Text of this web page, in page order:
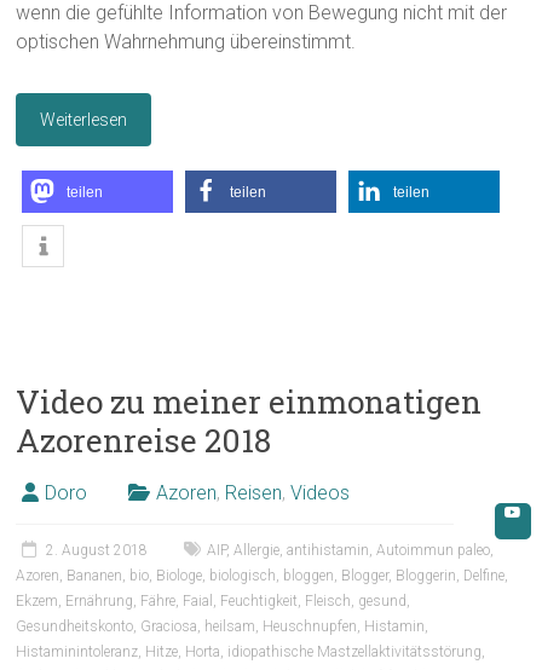
wenn die gefühlte Information von Bewegung nicht mit der
optischen Wahrnehmung übereinstimmt.
Weiterlesen
teilen teilen teilen
Video zu meiner einmonatigen
Azorenreise 2018
Doro Azoren, Reisen,Videos
2. August 2018 AIP,Allergie,antihistamin,Autoimmun paleo,
Azoren, Bananen, bio, Biologe, biologisch, bloggen, Blogger, Bloggerin, Delfine,
Ekzem, Ernährung, Fähre, Faial , Feuchtigkeit, Fleisch, gesund ,
Gesundheitskonto, Graciosa, heilsam, Heuschnupfen, Histamin,
Histaminintoleranz, Hitze, Horta, idiopathische Mastzellaktivitätsstörung,